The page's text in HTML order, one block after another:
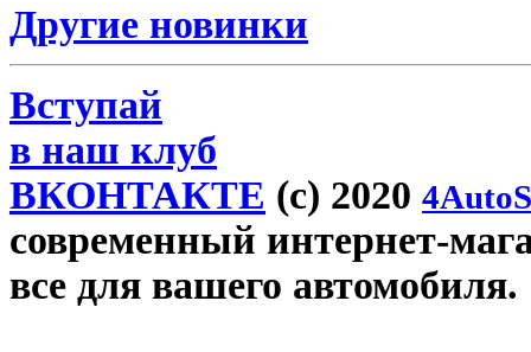
Другие новинки
Вступай
в наш клуб
ВКОНТАКТЕ (c) 2020
современный интернет-
все для вашего автомобиля.